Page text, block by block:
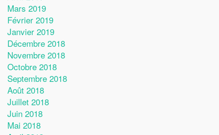
Mars 2019
Février 2019
Janvier 2019
Décembre 2018
Novembre 2018
Octobre 2018
Septembre 2018
Août 2018
Juillet 2018
Juin 2018
Mai 2018